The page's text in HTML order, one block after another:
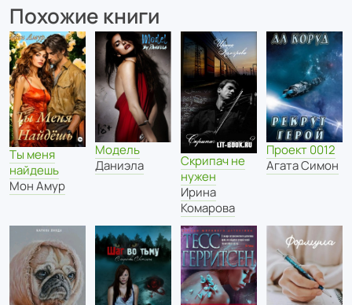
Похожие книги
Ты меня
найдешь
Мон Амур
Модель
Даниэла
Скрипач не
нужен
Ирина
Комарова
Проект 0012
Агата Симон